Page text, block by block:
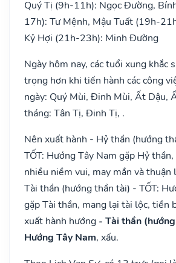
Quý Tị (9h-11h): Ngọc Đường,
17h): Tư Mệnh, Mậu Tuất (19h-
Kỷ Hợi (21h-23h): Minh Đường
Ngày hôm nay, các tuổi xung khắc
trọng hơn khi tiến hành các công
ngày: Quý Mùi, Đinh Mùi, Ất Dậu,
tháng: Tân Tị, Đinh Tị, .
Nên xuất hành - Hỷ thần (hướng
TỐT: Hướng Tây Nam gặp Hỷ
nhiều niềm vui, may mắn và thuận
Tài thần (hướng thần tài) - TỐT:
gặp Tài thần, mang lại tài lộc, tiền
xuất hành hướng - Tài thần
Hướng Tây Nam, xấu.